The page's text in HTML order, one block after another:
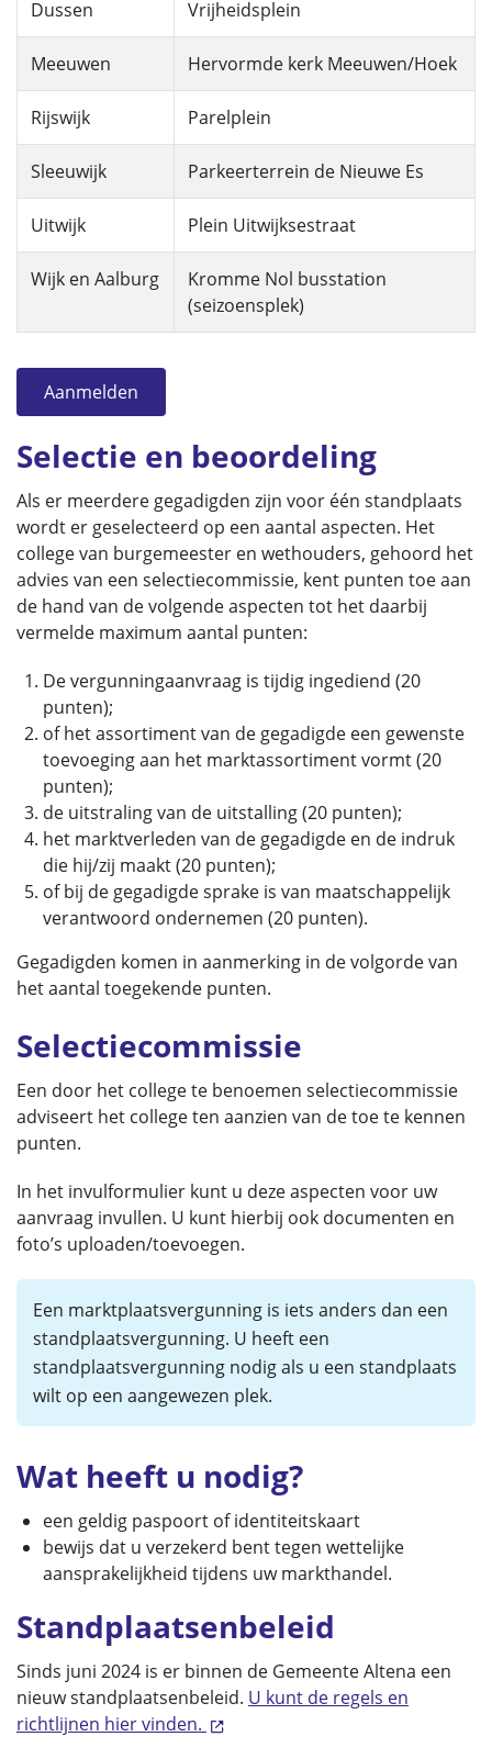
Dussen Vrijheidsplein
Meeuwen Hervormde kerk Meeuwen/Hoek
Rijswijk Parelplein
Sleeuwijk Parkeerterrein de Nieuwe Es
Uitwijk Plein Uitwijksestraat
Wijk en Aalburg
Kromme Nol busstation
(seizoensplek)
Aanmelden
Selectie en beoordeling
Als er meerdere gegadigden zijn voor één standplaats
wordt er geselecteerd op een aantal aspecten. Het
college van burgemeester en wethouders, gehoord het
advies van een selectiecommissie, kent punten toe aan
de hand van de volgende aspecten tot het daarbij
vermelde maximum aantal punten:
De vergunningaanvraag is tijdig ingediend (20
punten);
of het assortiment van de gegadigde een gewenste
toevoeging aan het marktassortiment vormt (20
punten);
de uitstraling van de uitstalling (20 punten);
het marktverleden van de gegadigde en de indruk
die hij/zij maakt (20 punten);
of bij de gegadigde sprake is van maatschappelijk
verantwoord ondernemen (20 punten).
Gegadigden komen in aanmerking in de volgorde van
het aantal toegekende punten.
Selectiecommissie
Een door het college te benoemen selectiecommissie
adviseert het college ten aanzien van de toe te kennen
punten.
In het invulformulier kunt u deze aspecten voor uw
aanvraag invullen. U kunt hierbij ook documenten en
foto’s uploaden/toevoegen.
Een marktplaatsvergunning is iets anders dan een
standplaatsvergunning. U heeft een
standplaatsvergunning nodig als u een standplaats
wilt op een aangewezen plek.
Wat heeft u nodig?
een geldig paspoort of identiteitskaart
bewijs dat u verzekerd bent tegen wettelijke
aansprakelijkheid tijdens uw markthandel.
Standplaatsenbeleid
Sinds juni 2024 is er binnen de Gemeente Altena een
nieuw standplaatsenbeleid. U kunt de regels en
richtlijnen hier vinden.